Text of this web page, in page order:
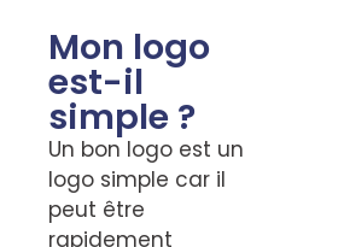
Mon logo
est-il
simple ?
Un bon logo est un
logo simple car il
peut être
rapidement